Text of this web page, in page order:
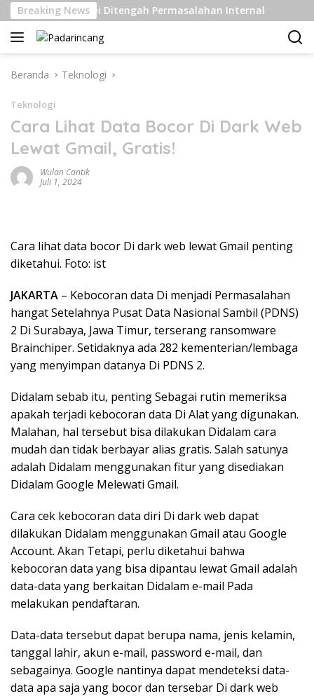
Langsung
ke
konten
Breaking News
Berat Di Ditengah Permasalahan Internal
Beranda Teknologi
Teknologi
Cara Lihat Data Bocor Di Dark Web
Lewat Gmail, Gratis!
Wulan Cantik
Juli 1, 2024
Cara lihat data bocor Di dark web lewat Gmail penting
diketahui. Foto: ist
JAKARTA – Kebocoran data Di menjadi Permasalahan
hangat Setelahnya Pusat Data Nasional Sambil (PDNS)
2 Di Surabaya, Jawa Timur, terserang ransomware
Brainchiper. Setidaknya ada 282 kementerian/lembaga
yang menyimpan datanya Di PDNS 2.
Didalam sebab itu, penting Sebagai rutin memeriksa
apakah terjadi kebocoran data Di Alat yang digunakan.
Malahan, hal tersebut bisa dilakukan Didalam cara
mudah dan tidak berbayar alias gratis. Salah satunya
adalah Didalam menggunakan fitur yang disediakan
Didalam Google Melewati Gmail.
Cara cek kebocoran data diri Di dark web dapat
dilakukan Didalam menggunakan Gmail atau Google
Account. Akan Tetapi, perlu diketahui bahwa
kebocoran data yang bisa dipantau lewat Gmail adalah
data-data yang berkaitan Didalam e-mail Pada
melakukan pendaftaran.
Data-data tersebut dapat berupa nama, jenis kelamin,
tanggal lahir, akun e-mail, password e-mail, dan
sebagainya. Google nantinya dapat mendeteksi data-
data apa saja yang bocor dan tersebar Di dark web